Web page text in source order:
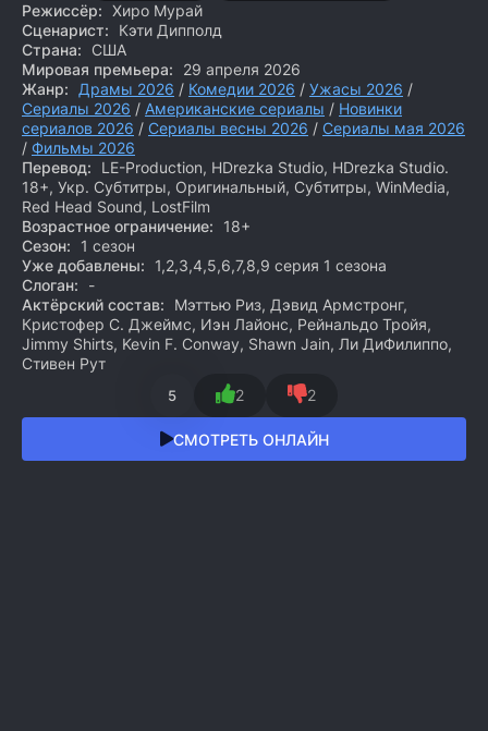
Режиссёр: Хиро Мурай
Сценарист:
Кэти Дипполд
Страна:
США
Мировая премьера:
29 апреля 2026
Жанр:
Драмы 2026 / Комедии 2026 / Ужасы 2026 /
Сериалы 2026 / Американские сериалы / Новинки
сериалов 2026 / Сериалы весны 2026 / Сериалы мая 2026
/ Фильмы 2026
Перевод:
LE-Production, HDrezka Studio, HDrezka Studio.
18+, Укр. Субтитры, Оригинальный, Субтитры, WinMedia,
Red Head Sound, LostFilm
Возрастное ограничение:
18+
Сезон:
1 сезон
Уже добавлены:
1,2,3,4,5,6,7,8,9 серия 1 сезона
Слоган:
-
Актёрский состав:
Мэттью Риз, Дэвид Армстронг,
Кристофер С. Джеймс, Иэн Лайонс, Рейнальдо Тройя,
Jimmy Shirts, Kevin F. Conway, Shawn Jain, Ли ДиФилиппо,
Стивен Рут
5 2 2
СМОТРЕТЬ ОНЛАЙН